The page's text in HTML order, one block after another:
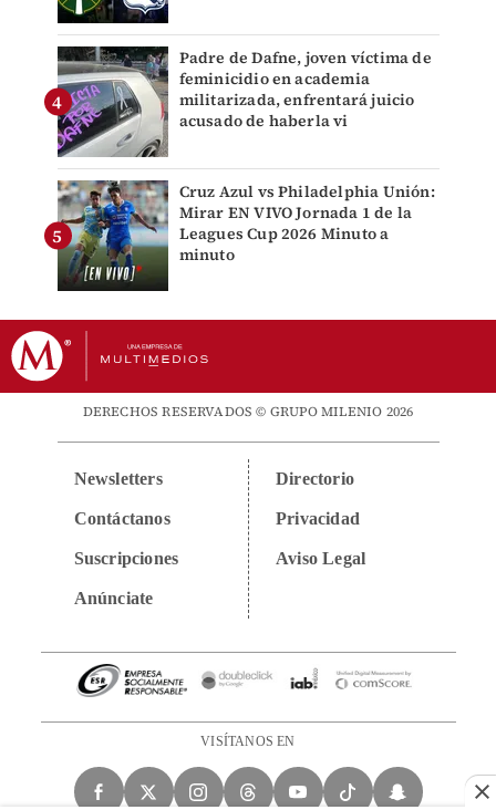
Padre de Dafne, joven víctima de
feminicidio en academia
militarizada, enfrentará juicio
acusado de haberla vi
Cruz Azul vs Philadelphia Unión:
Mirar EN VIVO Jornada 1 de la
Leagues Cup 2026 Minuto a
minuto
DERECHOS RESERVADOS © GRUPO MILENIO 2026
Newsletters
Contáctanos
Suscripciones
Anúnciate
Directorio
Privacidad
Aviso Legal
VISÍTANOS EN